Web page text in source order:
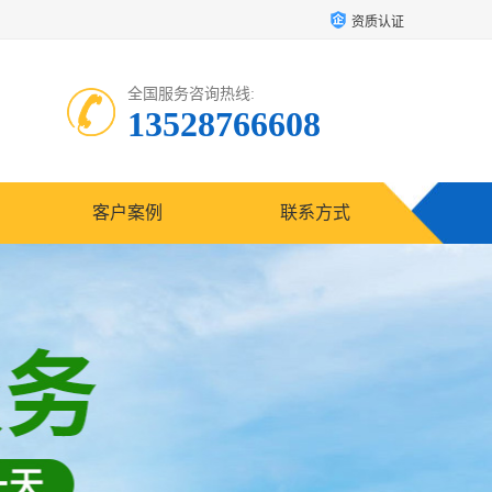
资质认证
全国服务咨询热线:
13528766608
客户案例 联系方式